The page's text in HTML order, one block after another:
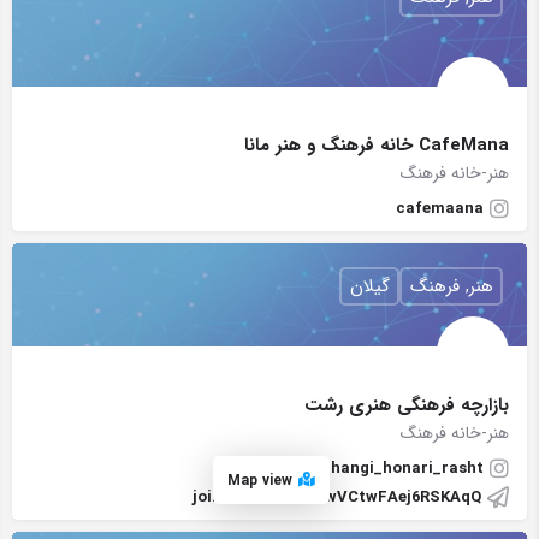
CafeMana خانه فرهنگ و هنر مانا
هنر-خانه فرهنگ
cafemaana
بازارچه فرهنگی هنری رشت
هنر-خانه فرهنگ
bazarche_farhangi_honari_rasht
joinchat/BQKcvTwVCtwFAej6RSKAqQ
هنر, فرهنگ گیلان
Map view